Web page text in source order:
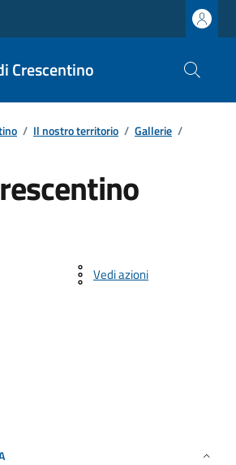
Crescentino
/ Il nostro territorio / Gallerie /
Vedi azioni